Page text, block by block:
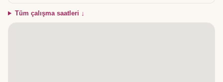
Tüm çalışma saatleri ↓